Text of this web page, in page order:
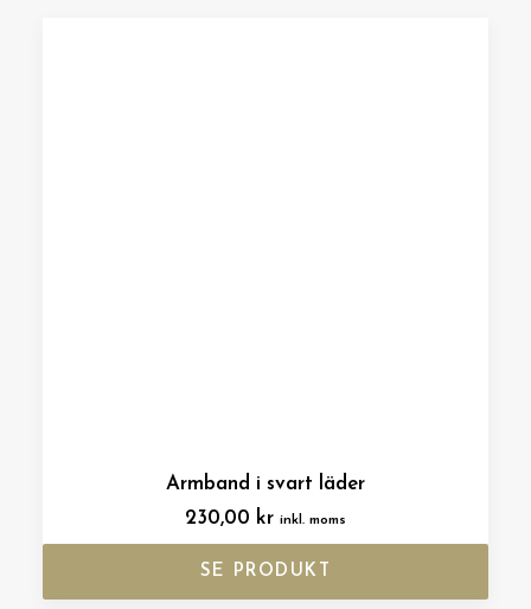
Armband i svart läder
230,00 kr inkl. moms
SE PRODUKT